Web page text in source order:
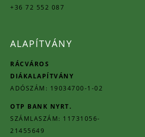
+36 72 552 087
ALAPÍTVÁNY
RÁCVÁROS
DIÁKALAPÍTVÁNY
ADÓSZÁM: 19034700-1-02
OTP BANK NYRT.
SZÁMLASZÁM: 11731056-
21455649